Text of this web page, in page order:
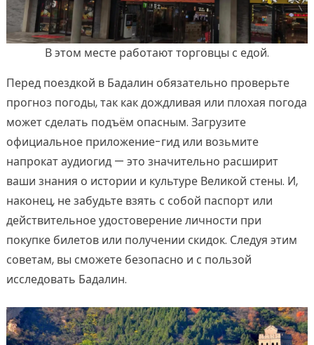
В этом месте работают торговцы с едой.
Перед поездкой в Бадалин обязательно проверьте
прогноз погоды, так как дождливая или плохая погода
может сделать подъём опасным. Загрузите
официальное приложение-гид или возьмите
напрокат аудиогид — это значительно расширит
ваши знания о истории и культуре Великой стены. И,
наконец, не забудьте взять с собой паспорт или
действительное удостоверение личности при
покупке билетов или получении скидок. Следуя этим
советам, вы сможете безопасно и с пользой
исследовать Бадалин.